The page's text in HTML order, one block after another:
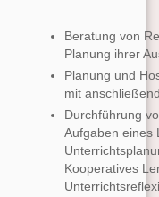
Beratung von
Planung ihrer
Planung und
mit
Durchführung
Aufgaben eines
Kooperatives